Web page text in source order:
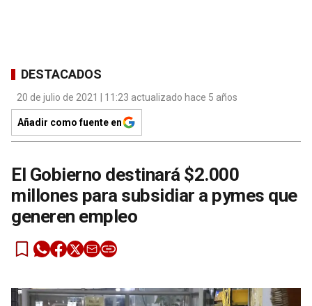
DESTACADOS
20 de julio de 2021 | 11:23 actualizado hace 5 años
Añadir como fuente en
El Gobierno destinará $2.000
millones para subsidiar a pymes que
generen empleo